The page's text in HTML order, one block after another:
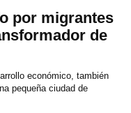
por migrantes
de
económico, también
pequeña ciudad de